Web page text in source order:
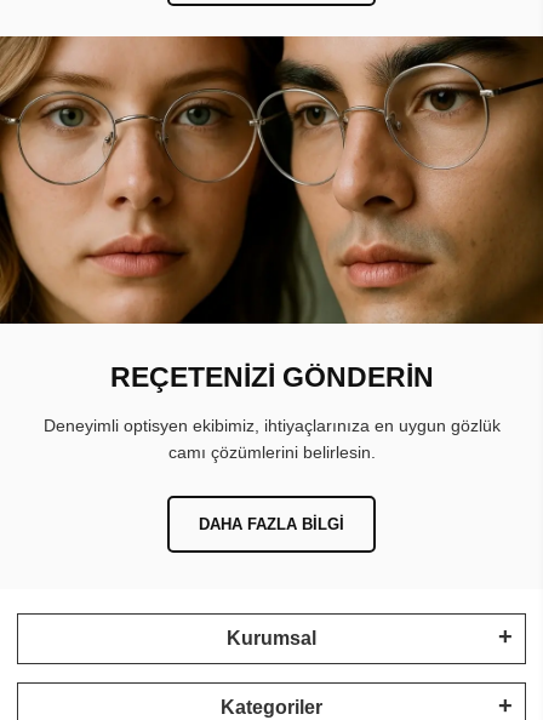
REÇETENİZİ GÖNDERİN
Deneyimli optisyen ekibimiz, ihtiyaçlarınıza en uygun gözlük
camı çözümlerini belirlesin.
DAHA FAZLA BILGI
Kurumsal
Kategoriler